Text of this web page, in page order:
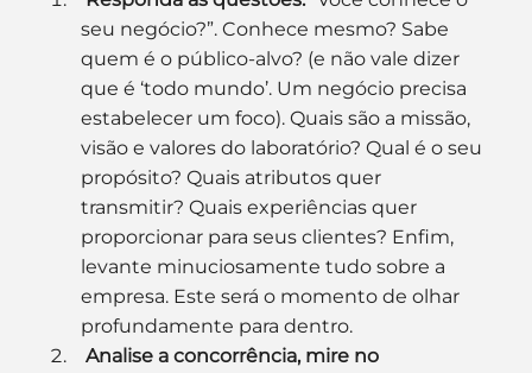
seu negócio?”. Conhece mesmo? Sabe
quem é o público-alvo? (e não vale dizer
que é ‘todo mundo’. Um negócio precisa
estabelecer um foco). Quais são a missão,
visão e valores do laboratório? Qual é o seu
propósito? Quais atributos quer
transmitir? Quais experiências quer
proporcionar para seus clientes? Enfim,
levante minuciosamente tudo sobre a
empresa. Este será o momento de olhar
profundamente para dentro.
Analise a concorrência, mire no